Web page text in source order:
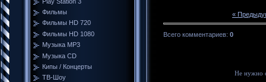
Фильмы
Фильмы HD 720
Фильмы HD 1080
Музыка MP3
Музыка CD
Кипы / Концерты
ТВ-Шоу
«
Всего комментариев: 0
Не нужно